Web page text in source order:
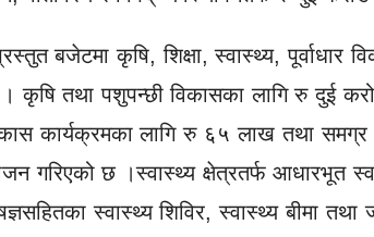
बजेटमा कृषि, शिक्षा, स्वास्थ्य, पूर्वाधार
कृषि तथा पशुपन्छी विकासका लागि रु दुई
कार्यक्रमका लागि रु ६५ लाख तथा
गरिएको छ ।स्वास्थ्य क्षेत्रतर्फ आधारभूत
स्वास्थ्य शिविर, स्वास्थ्य बीमा